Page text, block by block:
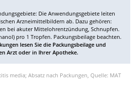
Die Anwendungsgebiete leiten
Arzneimittelbildern ab. Dazu gehören:
bei akuter Mittelohrentzündung, Schnupfen.
pro 1 Tropfen. Packungsbeilage beachten.
lesen Sie die Packungsbeilage und
Arzt oder in Ihrer Apotheke.
media; Absatz nach Packungen, Quelle: MAT